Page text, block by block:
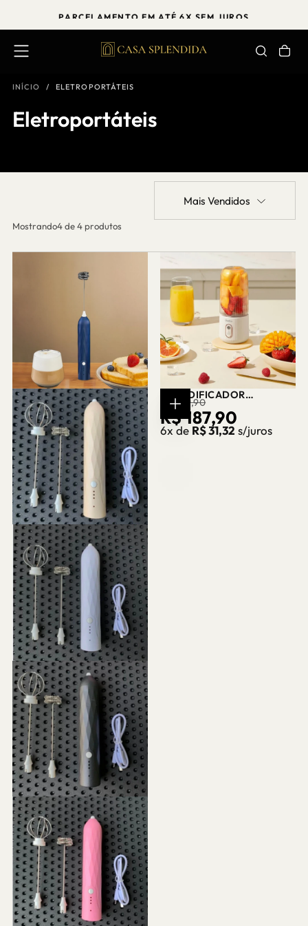
O
CONTEÚDO
PARCELAMENTO EM ATÉ 6X SEM JUROS
INÍCIO / ELETROPORTÁTEIS
Eletroportáteis
Mais Vendidos
Mostrando4 de 4 produtos
COMPRAR
AGORA
LIQUIDIFICADOR
PORTÁTIL USB 350ML –
CASA SPLENDIDA
PREÇO
REGULAR
R$ 189,90
PREÇO
PROMOCIONAL
R$ 187,90
6x de R$ 31,32 s/juros